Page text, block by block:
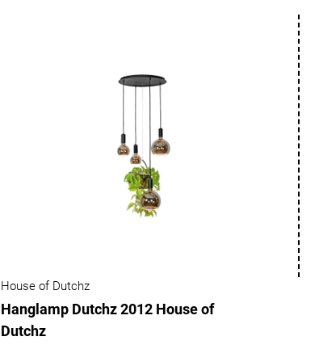
House of Dutchz
Hanglamp Dutchz 2012 House of
Dutchz